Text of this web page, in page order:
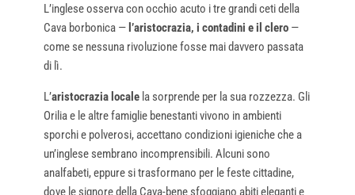
L’inglese osserva con occhio acuto i tre grandi ceti della
Cava borbonica — l’aristocrazia, i contadini e il clero—
come se nessuna rivoluzione fosse mai davvero passata
di lì.
L’aristocrazia localela sorprende per la sua rozzezza. Gli
Orilia e le altre famiglie benestanti vivono in ambienti
sporchi e polverosi, accettano condizioni igieniche che a
un’inglese sembrano incomprensibili. Alcuni sono
analfabeti, eppure si trasformano per le feste cittadine,
dove le signore della Cava-bene sfoggiano abiti eleganti e